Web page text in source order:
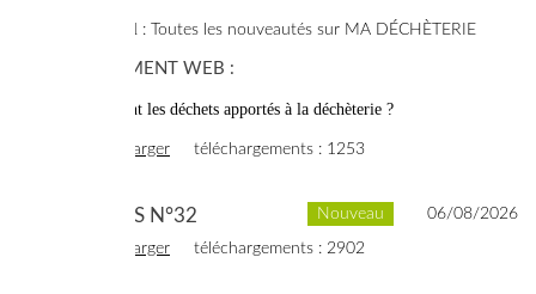
Dossier spécial : Toutes les nouveautés sur MA DÉCHÈTERIE
> COMPLÉMENT WEB :
Que deviennent les déchets apportés à la déchèterie ?
télécharger téléchargements : 1253
Nouveau 06/08/2026
SYNERGIES N°32
télécharger téléchargements : 2902